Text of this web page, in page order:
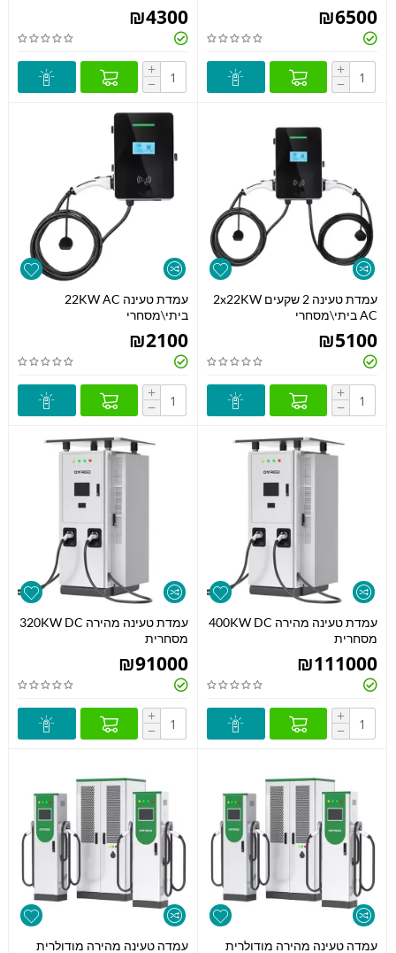
₪6500
+
−
₪4300
+
−
עמדת טעינה 2 שקעים 2x22KW
AC ביתי\מסחרי
₪5100
+
−
עמדת טעינה 22KW AC
ביתי\מסחרי
₪2100
+
−
עמדת טעינה מהירה 400KW DC
מסחרית
₪111000
+
−
עמדת טעינה מהירה 320KW DC
מסחרית
₪91000
+
−
עמדה טעינה מהירה מודולרית עמדה טעינה מהירה מודולרית